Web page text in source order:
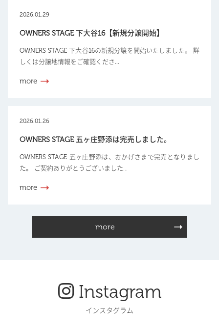
2026.01.29
OWNERS STAGE 下大谷16【新規分譲開始】
OWNERS STAGE 下大谷16の新規分譲を開始いたしました。 詳
しくは分譲地情報をご確認くださ...
more
2026.01.26
OWNERS STAGE 五ヶ庄野添は完売しました。
OWNERS STAGE 五ヶ庄野添は、おかげさまで完売となりまし
た。 ご契約ありがとうございました...
more
more
Instagram
インスタグラム